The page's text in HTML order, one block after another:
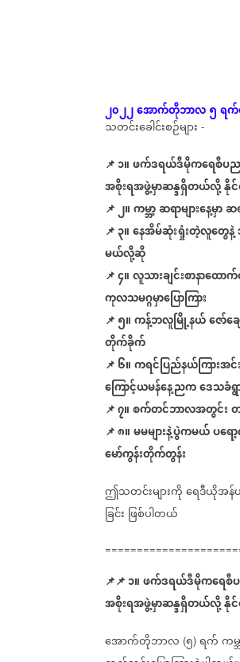
၂၀၂၂အောက်တိုဘာလ၅ရက်
သတင်းခေါင်းစဉ်များ -
📌 ၁။ဖက်ဒရယ်ဒီမိုကရေစီပည
အစိုးရအဖွဲ့မှာဆန္ဒရှိတယ်လို့နို
📌၂။ကမ္ဘာ့ဆရာများနေ့မှာဆ
📌၃။နေအိမ်ဆုံးရှုံးတဲ့လူတွေနဲ့
မယ်လို့ဆို
📌၄။လူသားချင်းစာနာထော
ကုလသမဂ္ဂမှာပြောကြား
📌၅။ကန့်ဘလူမြို့နယ်ဇော်ခ
တိုက်ခိုက်
📌၆။ကရင်ပြည်နယ်ကြားအ
ကြောင့်ယမန်နေ့ညကဒေသခံရွ
📌၇။စက်တင်ဘာလအတွင်း
📌၈။မမများနဲ့ပွဲကမယ်ပရေ
မော်ကွန်းတိုက်တွန်း
ဤသတင်းများကိုရေဒီယိုအန်
ခြင်း ဖြစ်ပါတယ်
📌📌၁။ဖက်ဒရယ်ဒီမိုကရေစီ
အစိုးရအဖွဲ့မှာဆန္ဒရှိတယ်လို့နို
အောက်တိုဘာလ (၅) ရက်ကမ္